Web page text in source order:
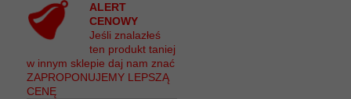
ALERT
CENOWY
Jeśli znalazłeś
ten produkt taniej
w innym sklepie daj nam znać
ZAPROPONUJEMY LEPSZĄ
CENĘ